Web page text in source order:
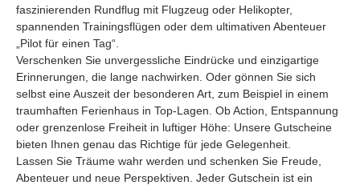
faszinierenden Rundflug mit Flugzeug oder Helikopter,
spannenden Trainingsflügen oder dem ultimativen Abenteuer
„Pilot für einen Tag“.
Verschenken Sie unvergessliche Eindrücke und einzigartige
Erinnerungen, die lange nachwirken. Oder gönnen Sie sich
selbst eine Auszeit der besonderen Art, zum Beispiel in einem
traumhaften Ferienhaus in Top-Lagen. Ob Action, Entspannung
oder grenzenlose Freiheit in luftiger Höhe: Unsere Gutscheine
bieten Ihnen genau das Richtige für jede Gelegenheit.
Lassen Sie Träume wahr werden und schenken Sie Freude,
Abenteuer und neue Perspektiven. Jeder Gutschein ist ein